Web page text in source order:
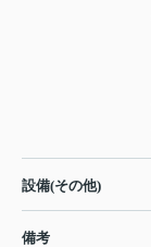
設備(その他)
備考